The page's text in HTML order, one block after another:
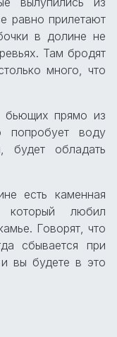
равно прилетают
в долине не
Там бродят
много, что
бьющих прямо из
попробует воду
будет обладать
есть каменная
который любил
Говорят, что
сбывается при
вы будете в это